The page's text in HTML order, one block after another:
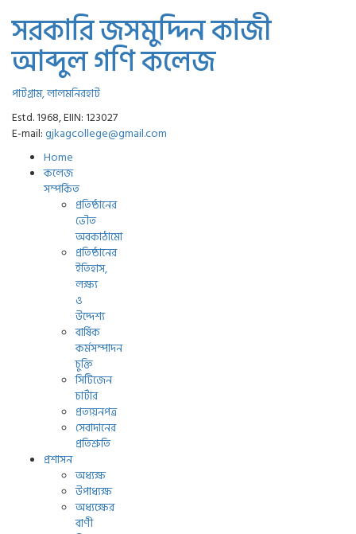
সরকারি জসমুদ্দিন কাজী
আব্দুল গণি কলেজ
পাটগ্রাম, লালমনিরহাট
Estd. 1968, EIIN: 123027
E-mail:gjkagcollege@gmail.com
Home
কলেজ
সম্পর্কিত
প্রতিষ্ঠানের
ভৌত
অবকাঠামো
প্রতিষ্ঠানের
ইতিহাস,
লক্ষ্য
ও
উদ্দেশ্য
বার্ষিক
কর্মসম্পাদন
চুক্তি
সিটিজেন
চার্টার
প্রত্যয়নপত্র
সেবাদানের
প্রতিশ্রুতি
প্রশাসন
অধ্যক্ষ
উপাধ্যক্ষ
অধ্যক্ষের
বাণী